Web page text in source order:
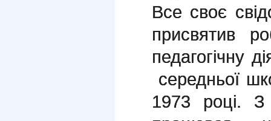
Все своє
присвятив
педагогічну
середньої
1973 році.